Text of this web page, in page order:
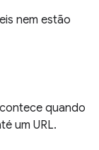
nem estão
quando
um URL.